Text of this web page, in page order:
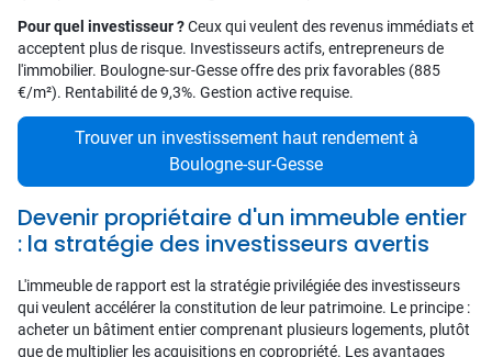
Pour quel investisseur ?Ceux qui veulent des revenus immédiats et
acceptent plus de risque. Investisseurs actifs, entrepreneurs de
l'immobilier. Boulogne-sur-Gesse offre des prix favorables (885
€/m²). Rentabilité de 9,3%. Gestion active requise.
Trouver un investissement haut rendement à
Boulogne-sur-Gesse
Devenir propriétaire d'un immeuble entier
: la stratégie des investisseurs avertis
L'immeuble de rapport est la stratégie privilégiée des investisseurs
qui veulent accélérer la constitution de leur patrimoine. Le principe :
acheter un bâtiment entier comprenant plusieurs logements, plutôt
que de multiplier les acquisitions en copropriété. Les avantages